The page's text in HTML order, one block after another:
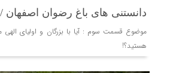
دانستنی های باغ رضوان
موضوع قسمت سوم : آیا با بزرگان و اولیای الهی
هستید؟!